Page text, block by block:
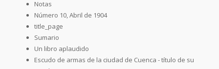
Notas
Número 10, Abril de 1904
title_page
Sumario
Un libro aplaudido
Escudo de armas de la ciudad de Cuenca - título de su